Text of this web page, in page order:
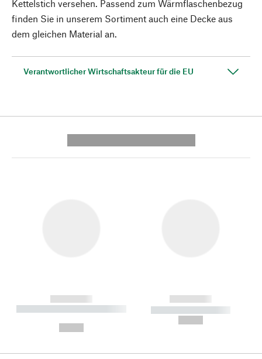
Kettelstich versehen. Passend zum Wärmflaschenbezug
finden Sie in unserem Sortiment auch eine Decke aus
dem gleichen Material an.
Verantwortlicher Wirtschaftsakteur für die EU
------------
----------- ----------- --------
------------
----------- -----------